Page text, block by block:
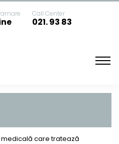
Call Center
021. 93 83
care tratează